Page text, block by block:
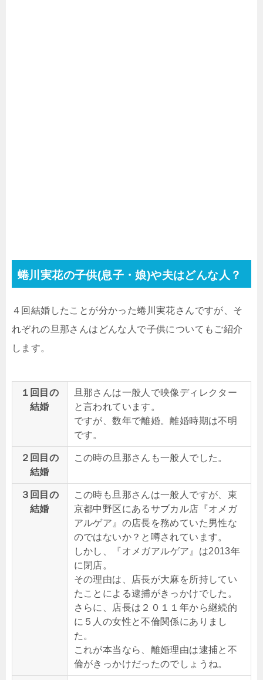
蜷川実花の子供(息子・娘)や夫はどんな人？
４回結婚したことが分かった蜷川実花さんですが、そ
れぞれの旦那さんはどんな人で子供についてもご紹介
します。
１回目の
結婚
旦那さんは一般人で映像ディレクター
と言われています。
ですが、数年で離婚。離婚時期は不明
です。
２回目の
結婚
この時の旦那さんも一般人でした。
３回目の
結婚
この時も旦那さんは一般人ですが、東
京都中野区にあるサブカル店『オメガ
アルゲア』の店長を務めていた男性な
のではないか？と噂されています。
しかし、
『オメガアルゲア』は2013年
に閉店。
その理由は、店長が大麻を所持してい
たことによる逮捕がきっかけでした。
さらに、店長は２０１１年から継続的
に５人の女性と不倫関係にありまし
た。
これが本当なら、離婚理由は逮捕と不
倫がきっかけだったのでしょうね。